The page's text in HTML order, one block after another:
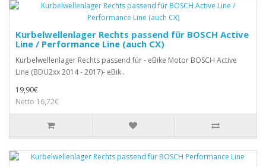
Kurbelwellenlager Rechts passend für BOSCH Active
Line / Performance Line (auch CX)
Kurbelwellenlager Rechts passend für - eBike Motor BOSCH Active
Line (BDU2xx 2014 - 2017)- eBik..
19,90€
Netto 16,72€